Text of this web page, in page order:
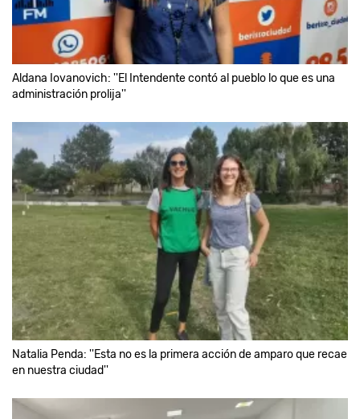
Aldana Iovanovich: ''El Intendente contó al pueblo lo que es una
administración prolija''
Natalia Penda: ''Esta no es la primera acción de amparo que recae
en nuestra ciudad''